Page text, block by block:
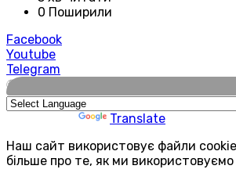
0 Поширили
Facebook
Youtube
Telegram
🌍
Translate
Наш сайт використовує файли
більше про те, як ми